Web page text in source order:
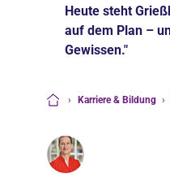
Heute steht
auf dem Plan –
Gewissen."
› Karriere & Bildung ›